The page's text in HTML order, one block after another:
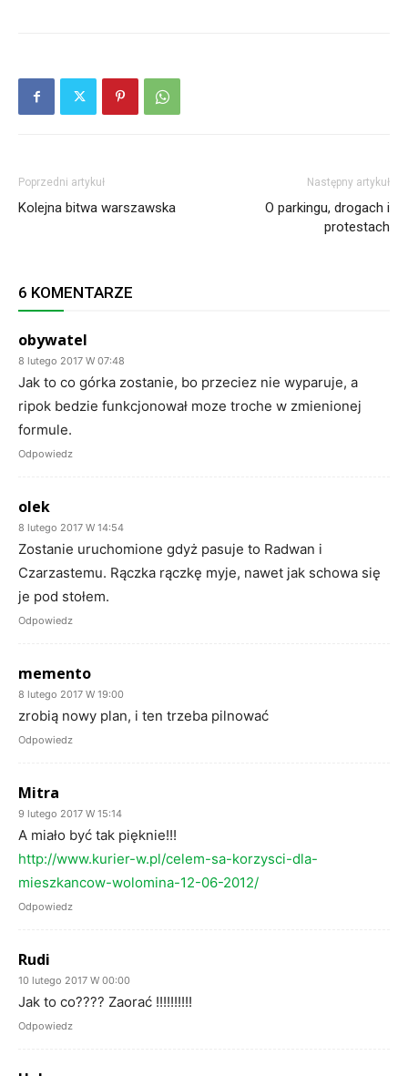
Poprzedni artykuł
Kolejna bitwa warszawska
Następny artykuł
O parkingu, drogach i
protestach
6 KOMENTARZE
obywatel
8 lutego 2017 W 07:48
Jak to co górka zostanie, bo przeciez nie wyparuje, a
ripok bedzie funkcjonował moze troche w zmienionej
formule.
Odpowiedz
olek
8 lutego 2017 W 14:54
Zostanie uruchomione gdyż pasuje to Radwan i
Czarzastemu. Rączka rączkę myje, nawet jak schowa się
je pod stołem.
Odpowiedz
memento
8 lutego 2017 W 19:00
zrobią nowy plan, i ten trzeba pilnować
Odpowiedz
Mitra
9 lutego 2017 W 15:14
A miało być tak pięknie!!!
http://www.kurier-w.pl/celem-sa-korzysci-dla-
mieszkancow-wolomina-12-06-2012/
Odpowiedz
Rudi
10 lutego 2017 W 00:00
Jak to co???? Zaorać !!!!!!!!!!
Odpowiedz